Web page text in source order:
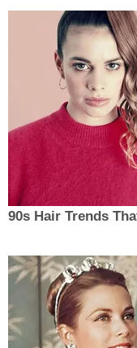
90s Hair Trends